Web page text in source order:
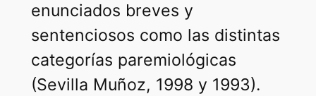
enunciados breves y
sentenciosos como las distintas
categorías paremiológicas
(Sevilla Muñoz, 1998 y 1993).